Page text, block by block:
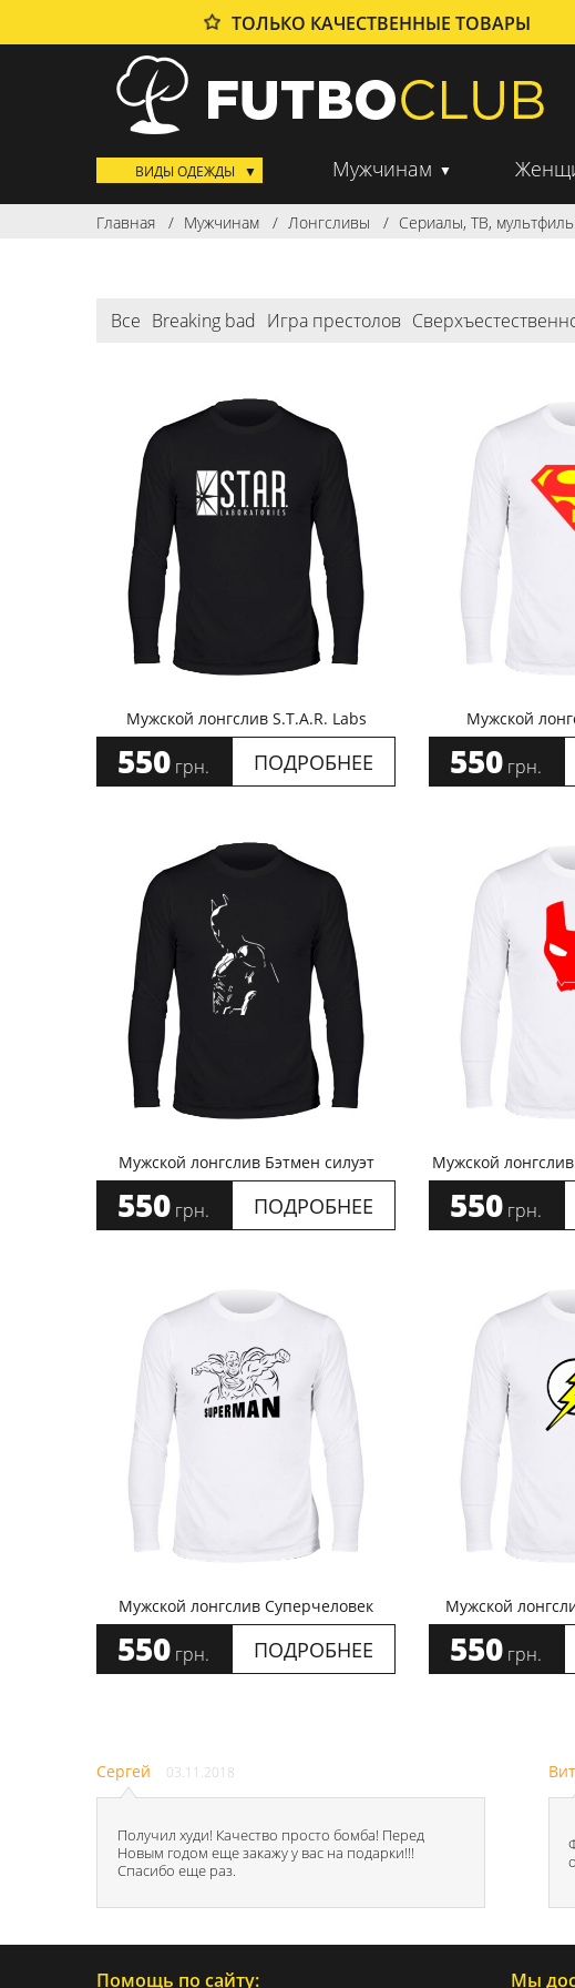
ТОЛЬКО КАЧЕСТВЕННЫЕ ТОВАРЫ
ВИДЫ ОДЕЖДЫ Мужчинам
Главная Мужчинам Лонгсливы Сериалы, ТВ,
Все Breaking bad Игра престолов
Мужской лонгслив S.T.A.R. Labs
550 грн. ПОДРОБНЕЕ
Мужской
550 грн.
Мужской лонгслив Бэтмен силуэт
550 грн. ПОДРОБНЕЕ
Мужской
550 грн.
Мужской лонгслив Суперчеловек
550 грн. ПОДРОБНЕЕ
Мужской
550 грн.
Сергей 03.11.2018
Получил худи! Качество просто бомба! Перед
Новым годом еще закажу у вас на подарки!!!
Спасибо еще раз.
Помощь по сайту: Мы